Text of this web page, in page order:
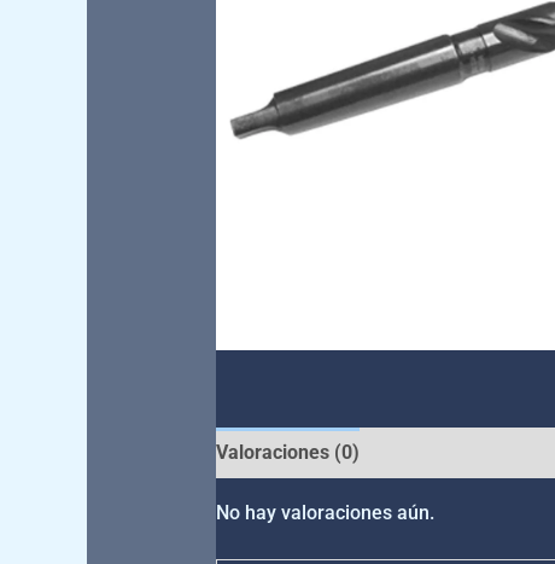
Valoraciones (0)
No hay valoraciones aún.